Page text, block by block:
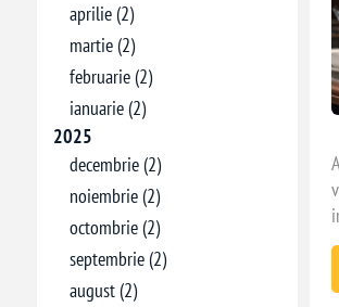
aprilie (2)
martie (2)
februarie (2)
ianuarie (2)
2025
decembrie (2)
noiembrie (2)
octombrie (2)
septembrie (2)
august (2)